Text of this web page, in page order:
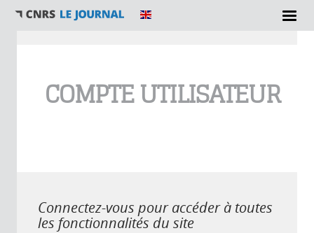
COMPTE UTILISATEUR
Connectez-vous pour accéder à toutes
les fonctionnalités du site